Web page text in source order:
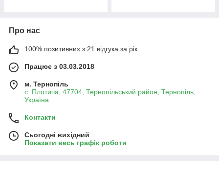
Про нас
100% позитивних з 21 відгука за рік
Працює з 03.03.2018
м. Тернопіль
с. Плотича, 47704, Тернопільський район, Тернопіль,
Україна
Контакти
Сьогодні вихідний
Показати весь графік роботи